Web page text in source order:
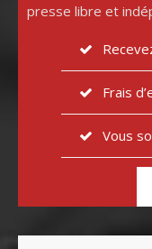
presse libre et
Frais
Vous